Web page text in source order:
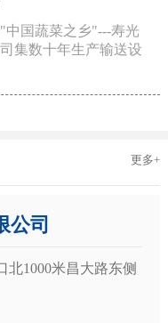
中国蔬菜之乡"---寿光
集数十年生产输送设
更多+
公司
1000米昌大路东侧